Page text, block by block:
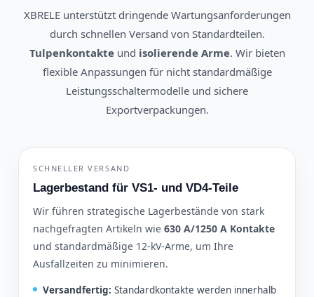
XBRELE unterstützt dringende Wartungsanforderungen
durch schnellen Versand von Standardteilen.
Tulpenkontakteund isolierende Arme. Wir bieten
flexible Anpassungen für nicht standardmäßige
Leistungsschaltermodelle und sichere
Exportverpackungen.
SCHNELLER VERSAND
Lagerbestand für VS1- und VD4-Teile
Wir führen strategische Lagerbestände von stark
nachgefragten Artikeln wie 630 A/1250 A Kontakte
und standardmäßige 12-kV-Arme, um Ihre
Ausfallzeiten zu minimieren.
Versandfertig: Standardkontakte werden innerhalb